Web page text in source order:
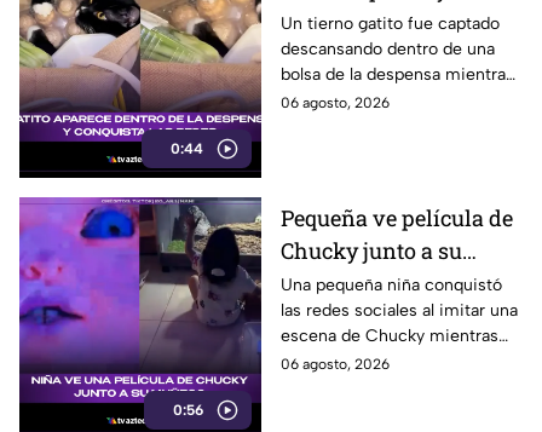
0:44
conquista las redes
Un tierno gatito fue captado
descansando dentro de una
bolsa de la despensa mientras
abrazaba un paquete de
06 agosto, 2026
0:56
Pequeña ve película de
Chucky junto a su
muñeco y se vuelve
viral
Una pequeña niña conquistó
las redes sociales al imitar una
escena de Chucky mientras
veía la película en su casa junto
06 agosto, 2026